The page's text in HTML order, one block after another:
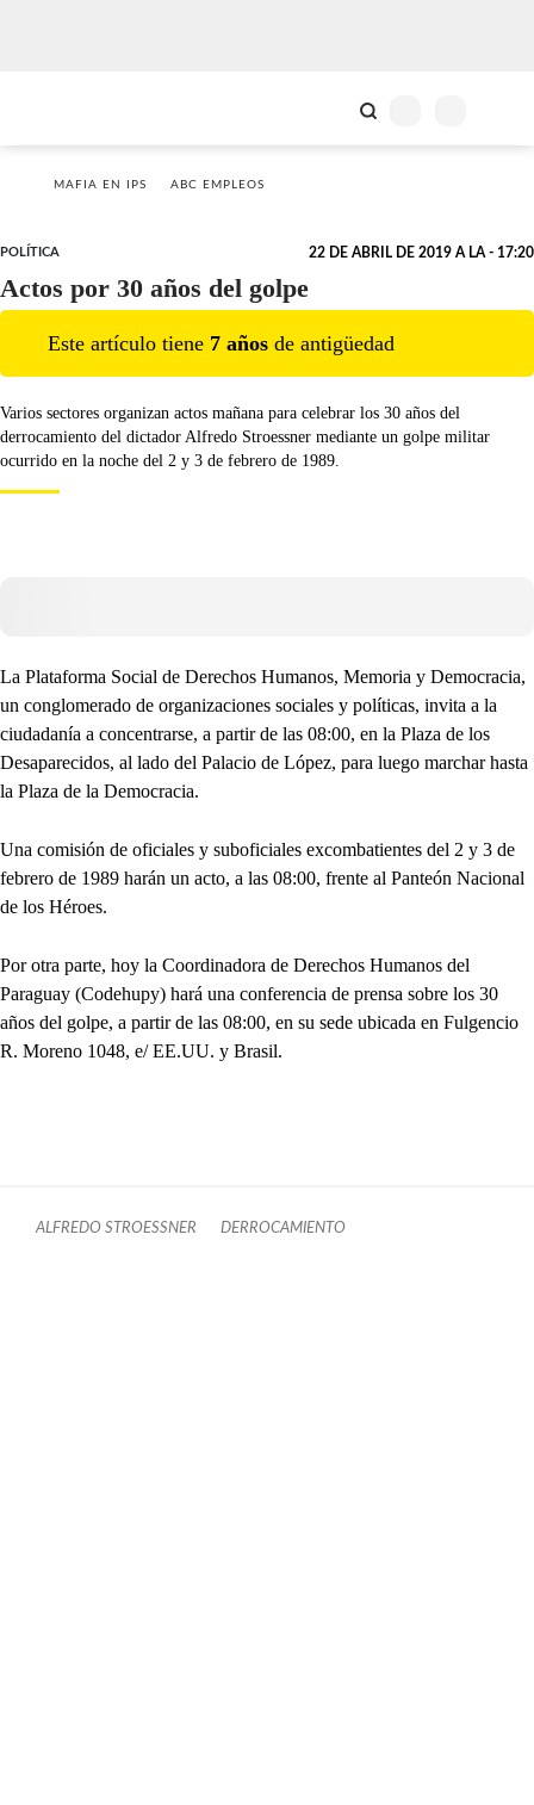
MAFIA EN IPS ABC EMPLEOS
POLÍTICA 22 DE ABRIL DE 2019 A LA - 17:20
Actos por 30 años del golpe
Este artículo tiene 7 años de antigüedad
Varios sectores organizan actos mañana para celebrar los 30 años del
derrocamiento del dictador Alfredo Stroessner mediante un golpe militar
ocurrido en la noche del 2 y 3 de febrero de 1989.
La Plataforma Social de Derechos Humanos, Memoria y Democracia,
un conglomerado de organizaciones sociales y políticas, invita a la
ciudadanía a concentrarse, a partir de las 08:00, en la Plaza de los
Desaparecidos, al lado del Palacio de López, para luego marchar hasta
la Plaza de la Democracia.
Una comisión de oficiales y suboficiales excombatientes del 2 y 3 de
febrero de 1989 harán un acto, a las 08:00, frente al Panteón Nacional
de los Héroes.
Por otra parte, hoy la Coordinadora de Derechos Humanos del
Paraguay (Codehupy) hará una conferencia de prensa sobre los 30
años del golpe, a partir de las 08:00, en su sede ubicada en Fulgencio
R. Moreno 1048, e/ EE.UU. y Brasil.
ALFREDO STROESSNER DERROCAMIENTO